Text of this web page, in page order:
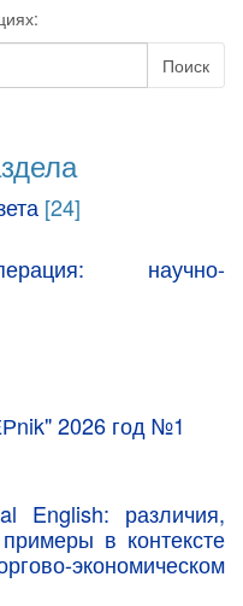
Поиск
[24]
научно-
2026 год №1
English: различия,
в контексте
экономическом